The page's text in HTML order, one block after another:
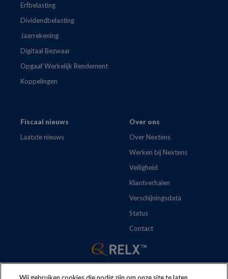
Erfbelasting
Dividendbelasting
Jaarrekening
Digitaal Bezwaar
Opgaaf Werkelijk Rendement
Koppelingen
Fiscaal nieuws
Laatste nieuws
Over ons
Over Nextens
Werken bij Nextens
Veiligheid
Klantverhalen
Verschijningsdata
Status
Contact